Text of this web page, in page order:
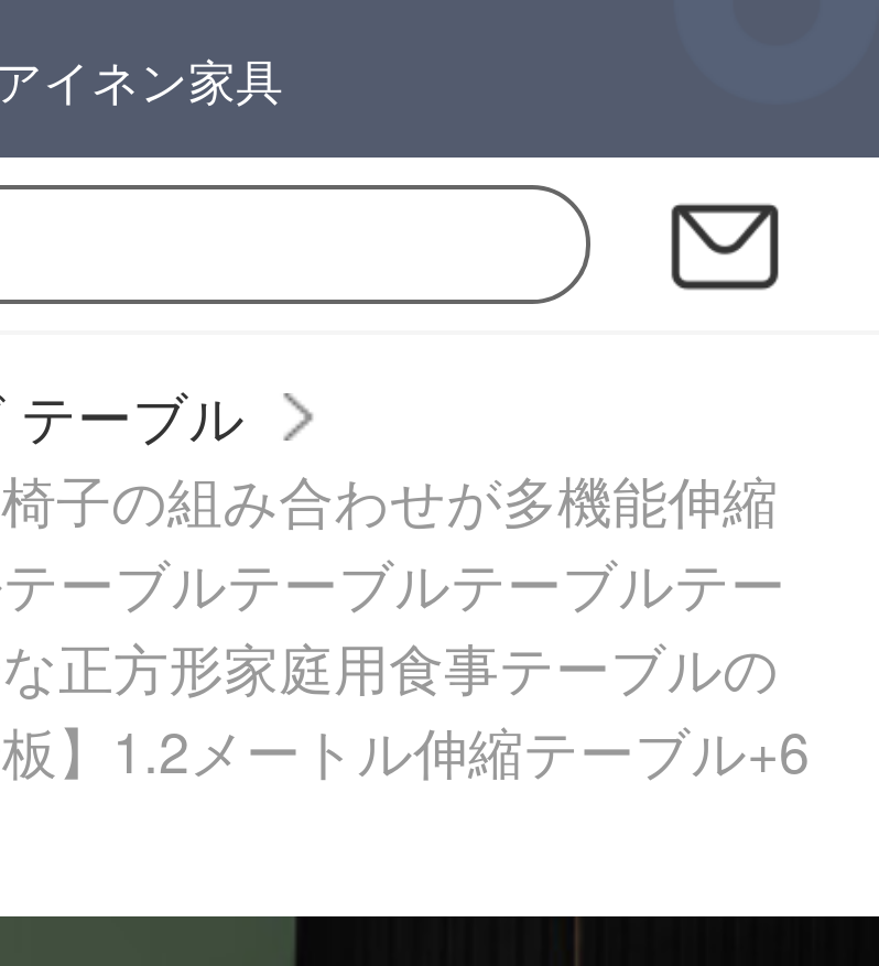
アイネン家具
テーブル
子の組み合わせが多機能伸縮
ーブルテーブルテーブルテー
正方形家庭用食事テーブルの
】1.2メートル伸縮テーブル+6